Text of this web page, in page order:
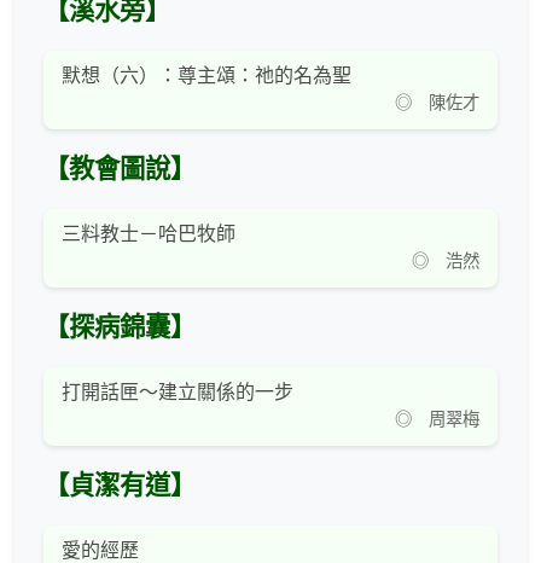
【溪水旁】
默想（六）：尊主頌：祂的名為聖
◎ 陳佐才
【教會圖說】
三料教士－哈巴牧師
◎ 浩然
【探病錦囊】
打開話匣～建立關係的一步
◎ 周翠梅
【貞潔有道】
愛的經歷